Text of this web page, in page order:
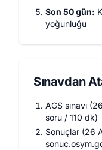
Son 50 gün:
yoğunluğu
Sınavdan
AGS sınavı
soru / 110 dk)
Sonuçlar (26